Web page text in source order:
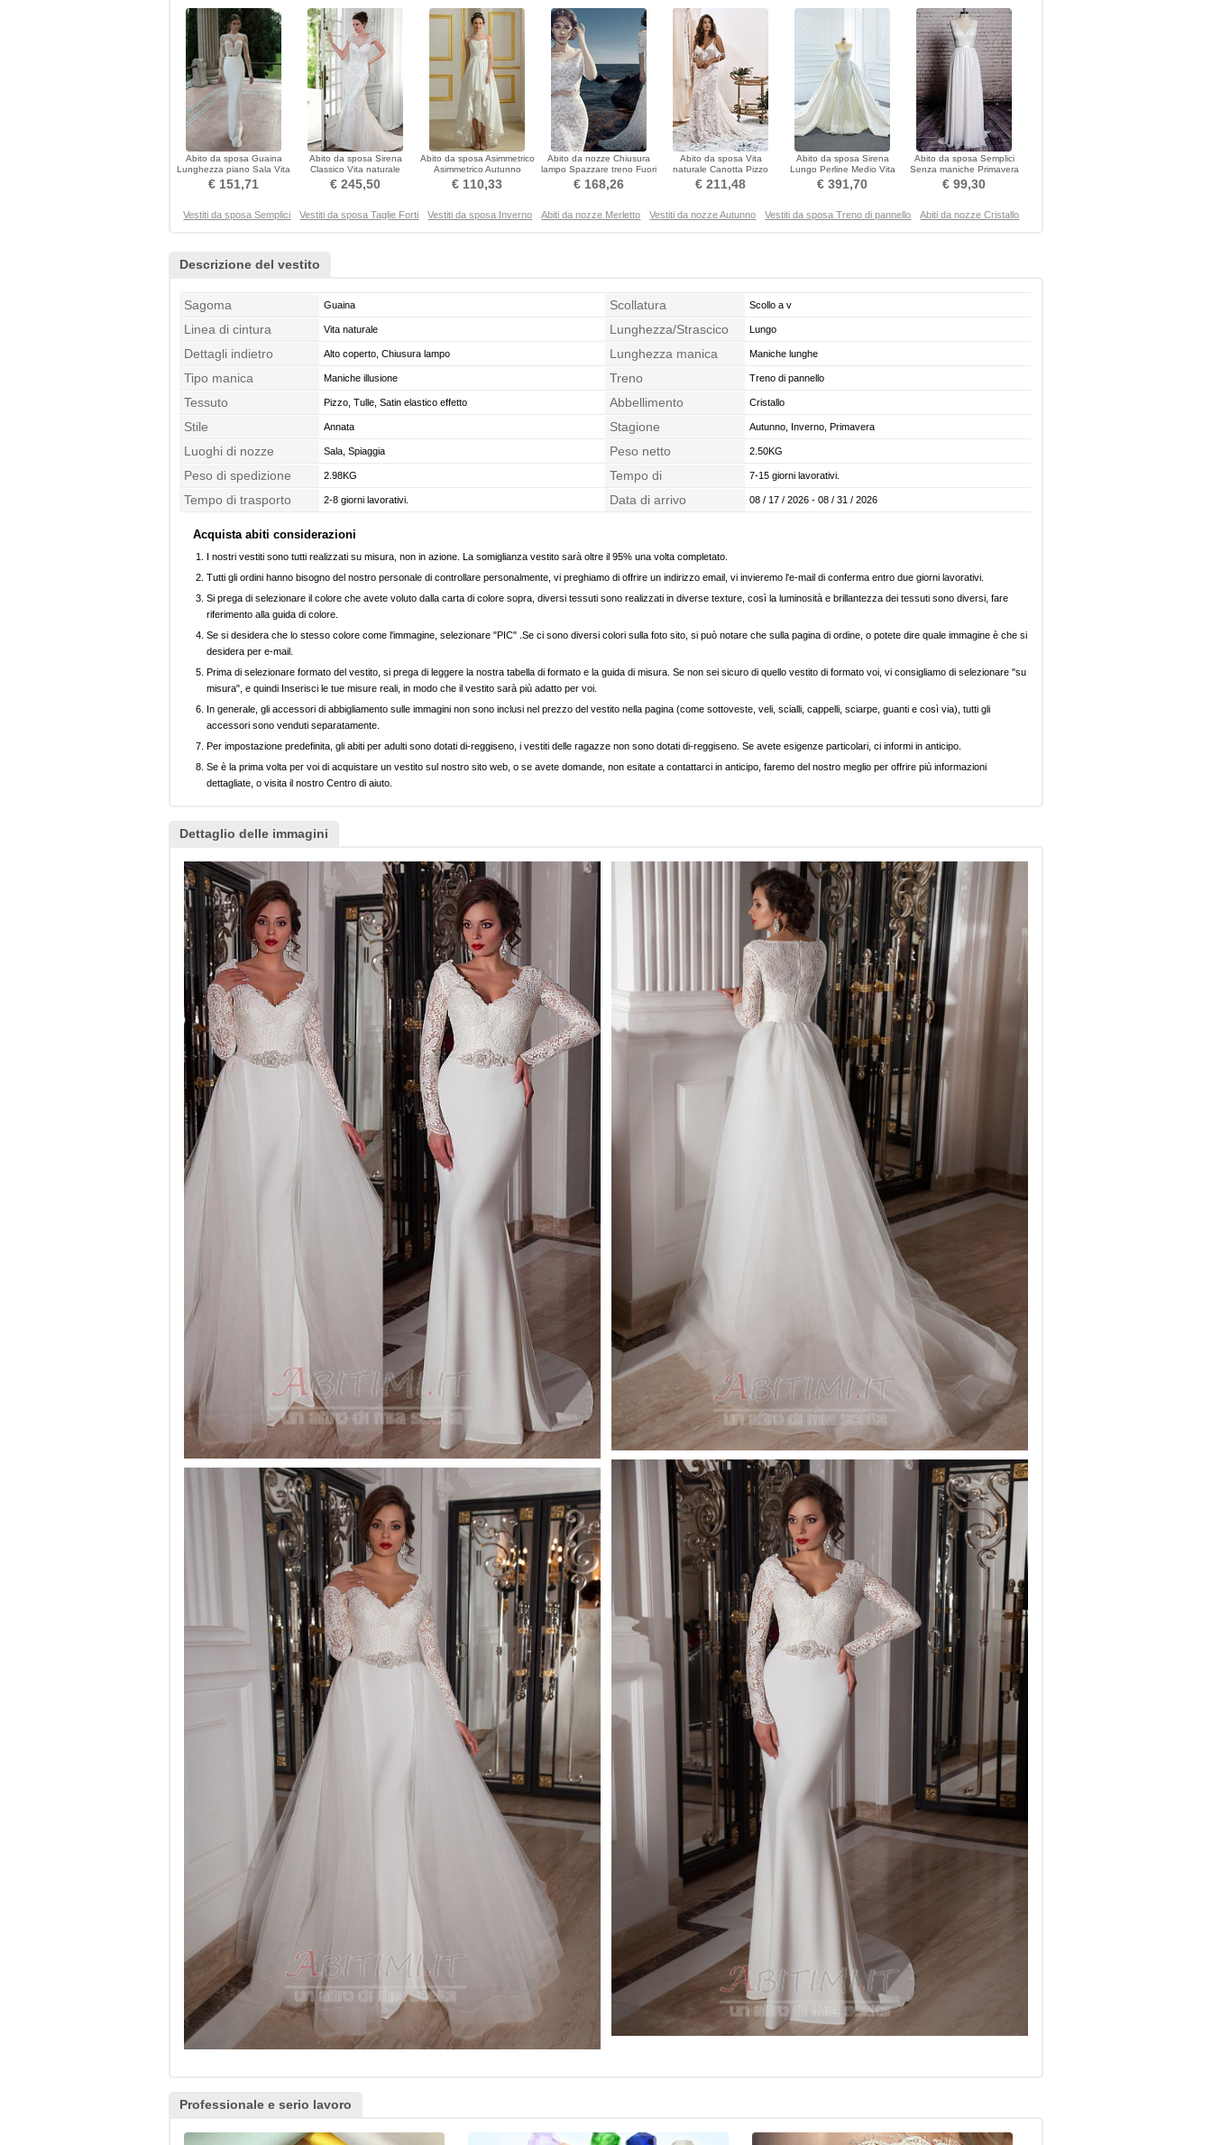
Abito da sposa Guaina
Lunghezza piano Sala Vita
naturale Puro Back
€ 151,71
Abito da sposa Sirena
Classico Vita naturale
Chiusura lampo Pizzo
€ 245,50
Abito da sposa Asimmetrico
Asimmetrico Autunno
Chiusura lampo
€ 110,33
Abito da nozze Chiusura
lampo Spazzare treno Fuori
dalla spalla
€ 168,26
Abito da sposa Vita
naturale Canotta Pizzo
Lungo Stretto Chiusura
lampo
€ 211,48
Abito da sposa Sirena
Lungo Perline Medio Vita
naturale Pizzo
€ 391,70
Abito da sposa Semplici
Senza maniche Primavera
Scollo a v Vita naturale
€ 99,30
Vestiti da sposa Semplici Vestiti da sposa Taglie Forti Vestiti da sposa Inverno Abiti da nozze Merletto Vestiti da nozze Autunno Vestiti da sposa Treno di pannello Abiti da nozze Cristallo
Descrizione del vestito
Sagoma Guaina Scollatura Scollo a v
Linea di cintura Vita naturale Lunghezza/Strascico Lungo
Dettagli indietro Alto coperto, Chiusura lampo Lunghezza manica Maniche lunghe
Tipo manica Maniche illusione Treno Treno di pannello
Tessuto Pizzo, Tulle, Satin elastico effetto Abbellimento Cristallo
Stile Annata Stagione Autunno, Inverno, Primavera
Luoghi di nozze Sala, Spiaggia Peso netto 2.50KG
Peso di spedizione 2.98KG
Tempo di
confezionamento
7-15 giorni lavorativi.
Tempo di trasporto 2-8 giorni lavorativi. Data di arrivo 08 / 17 / 2026 - 08 / 31 / 2026
Acquista abiti considerazioni
I nostri vestiti sono tutti realizzati su misura, non in azione. La somiglianza vestito sarà oltre il 95% una volta completato.
Tutti gli ordini hanno bisogno del nostro personale di controllare personalmente, vi preghiamo di offrire un indirizzo email, vi invieremo l'e-mail di conferma entro due giorni lavorativi.
Si prega di selezionare il colore che avete voluto dalla carta di colore sopra, diversi tessuti sono realizzati in diverse texture, così la luminosità e brillantezza dei tessuti sono diversi, fare
riferimento alla guida di colore.
Se si desidera che lo stesso colore come l'immagine, selezionare "PIC" .Se ci sono diversi colori sulla foto sito, si può notare che sulla pagina di ordine, o potete dire quale immagine è che si
desidera per e-mail.
Prima di selezionare formato del vestito, si prega di leggere la nostra tabella di formato e la guida di misura. Se non sei sicuro di quello vestito di formato voi, vi consigliamo di selezionare "su
misura", e quindi Inserisci le tue misure reali, in modo che il vestito sarà più adatto per voi.
In generale, gli accessori di abbigliamento sulle immagini non sono inclusi nel prezzo del vestito nella pagina (come sottoveste, veli, scialli, cappelli, sciarpe, guanti e così via), tutti gli
accessori sono venduti separatamente.
Per impostazione predefinita, gli abiti per adulti sono dotati di-reggiseno, i vestiti delle ragazze non sono dotati di-reggiseno. Se avete esigenze particolari, ci informi in anticipo.
Se è la prima volta per voi di acquistare un vestito sul nostro sito web, o se avete domande, non esitate a contattarci in anticipo, faremo del nostro meglio per offrire più informazioni
dettagliate, o visita il nostro Centro di aiuto.
Dettaglio delle immagini
Professionale e serio lavoro